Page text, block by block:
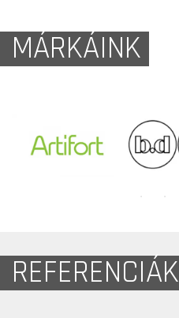
MÁRKÁINK
REFERENCIÁK